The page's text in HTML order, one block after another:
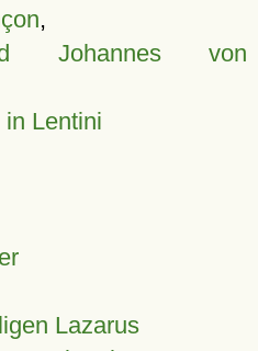
,
Johannes von
Lentini
Lazarus